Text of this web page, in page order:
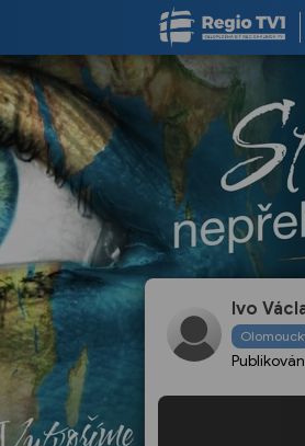
Ivo